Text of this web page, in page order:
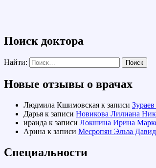
Поиск доктора
Найти:
Новые отзывы о врачах
Людмила Кшимовская к записи
Дарья к записи Новикова Лилиана
ираида к записи Локшина Ирина
Арина к записи Месропян Эльза
Специальности